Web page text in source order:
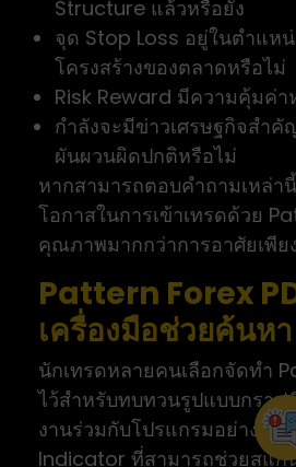
Structure แล้วหรือยัง
จุด Stop Loss อยู่ในตำแห
โครงสร้างของตลาดหรือไม่
Risk Reward มีความคุ้มค่า
กำลังจะมีข่าวเศรษฐกิจสำ
ผันผวนผิดปกติหรือไม่
หากสามารถตอบคำถามเหล่า
โอกาสในการเข้าเทรดด้วย
คุณภาพมากกว่าการอาศัยเพีย
Pattern Forex
เครื่องมือช่วยค้นห
นักเทรดหลายคนเลือกจัดทำ
ไว้สำหรับทบทวนรูปแบบกราฟ
งานร่วมกับโปรแกรมอย่าง
Indicator ที่สามารถช่วยสแก